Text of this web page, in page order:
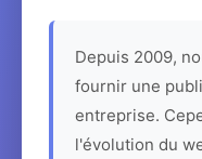
Depuis 2009,
fournir une
entreprise.
l'évolution du